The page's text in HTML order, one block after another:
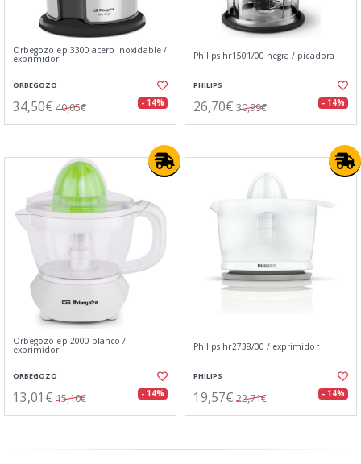
Orbegozo ep 3300 acero inoxidable /
exprimidor
ORBEGOZO
34,50€ 40,05€ - 14%
Philips hr1501/00 negra / picadora
PHILIPS
26,70€ 30,99€ - 14%
Orbegozo ep 2000 blanco /
exprimidor
ORBEGOZO
13,01€ 15,10€ - 14%
Philips hr2738/00 / exprimidor
PHILIPS
19,57€ 22,71€ - 14%